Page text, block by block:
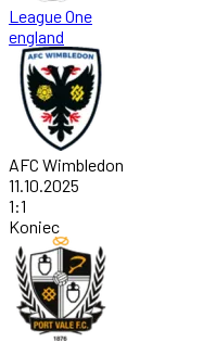
League One
england
AFC Wimbledon
11.10.2025
1:1
Koniec